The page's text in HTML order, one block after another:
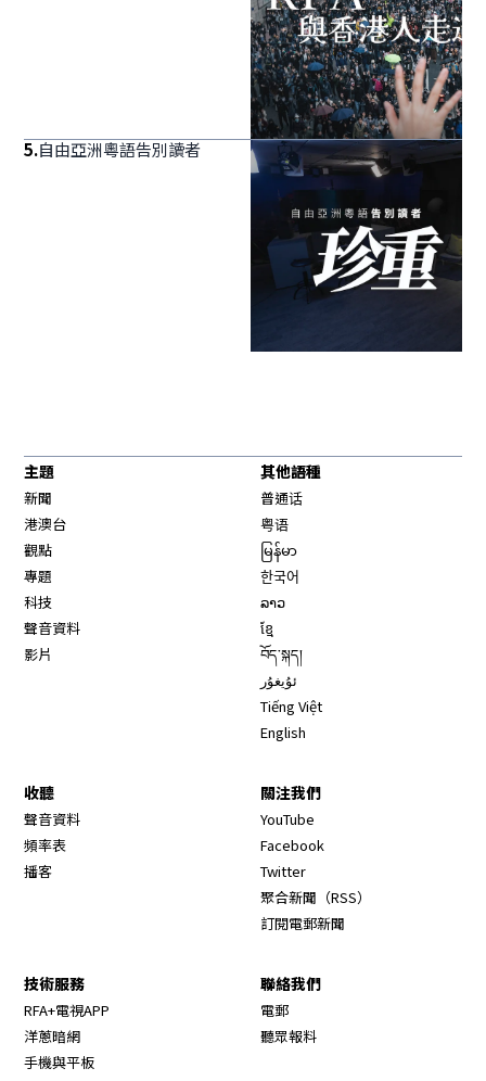
5.自由亞洲粵語告別讀者
主題
新聞
港澳台
觀點
專題
科技
聲音資料
影片
其他語種
普通话
粤语
မြန်မာ
한국어
ລາວ
ខ្មែ
བོད་སྐད།
ئۇيغۇر
Tiếng Việt
English
收聽
聲音資料
頻率表
播客
關注我們
YouTube
Facebook
Twitter
聚合新聞（RSS）
訂閱電郵新聞
技術服務
RFA+電視APP
洋蔥暗網
手機與平板
聯絡我們
電郵
聽眾報料